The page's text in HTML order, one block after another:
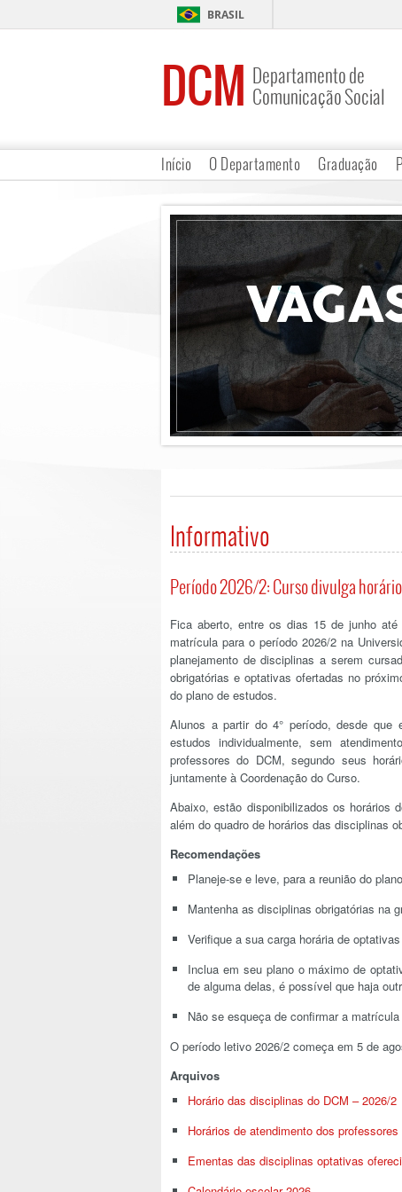
BRASIL
DCM Departamento de
Comunicação Social
Início O Departamento Graduação
Informativo
Período 2026/2: Curso divulga
Fica aberto, entre os dias 15 de junho
matrícula para o período 2026/2 na
planejamento de disciplinas a serem
obrigatórias e optativas ofertadas no
do plano de estudos.
Alunos a partir do 4° período, desde que
estudos individualmente, sem
professores do DCM, segundo seus
juntamente à Coordenação do Curso.
Abaixo, estão disponibilizados os horários
além do quadro de horários das disciplinas
Recomendações
Planeje-se e leve, para a reunião do
Mantenha as disciplinas obrigatórias na
Verifique a sua carga horária de
Inclua em seu plano o máximo de
de alguma delas, é possível que haja
Não se esqueça de confirmar a
O período letivo 2026/2 começa em 5 de
Arquivos
Horário das disciplinas do DCM – 2026/2
Horários de atendimento dos professores
Ementas das disciplinas optativas